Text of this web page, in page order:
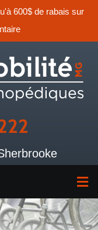
600$ de rabais sur